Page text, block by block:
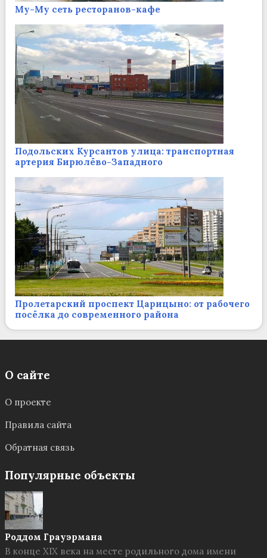
Му-Му сеть ресторанов-кафе
Подольских Курсантов улица: транспортная
артерия Бирюлёво-Западного
Пролетарский проспект Царицыно: от рабочего
посёлка до современного района
О сайте
О проекте
Правила сайта
Обратная связь
Популярные объекты
Роддом Грауэрмана
В конце XIX века на месте родильного дома имени